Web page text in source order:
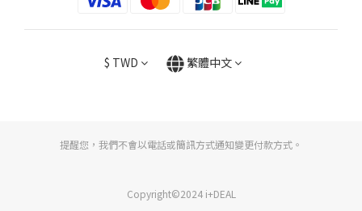
$ TWD 繁體中文
提醒您，我們不會以電話或簡訊方式通知變更付款方式。
Copyright©2024 i+DEAL